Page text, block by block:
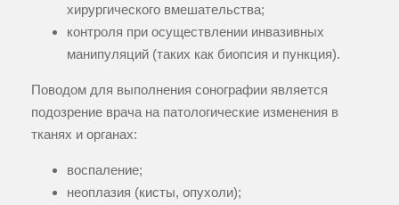
хирургического вмешательства;
контроля при осуществлении инвазивных
манипуляций (таких как биопсия и пункция).
Поводом для выполнения сонографии является
подозрение врача на патологические изменения в
тканях и органах:
воспаление;
неоплазия (кисты, опухоли);